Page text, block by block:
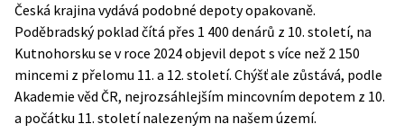
Česká krajina vydává podobné depoty opakovaně.
Poděbradský poklad čítá přes 1 400 denárů z 10. století, na
Kutnohorsku se v roce 2024 objevil depot s více než 2 150
mincemi z přelomu 11. a 12. století. Chýšť ale zůstává, podle
Akademie věd ČR, nejrozsáhlejším mincovním depotem z 10.
a počátku 11. století nalezeným na našem území.